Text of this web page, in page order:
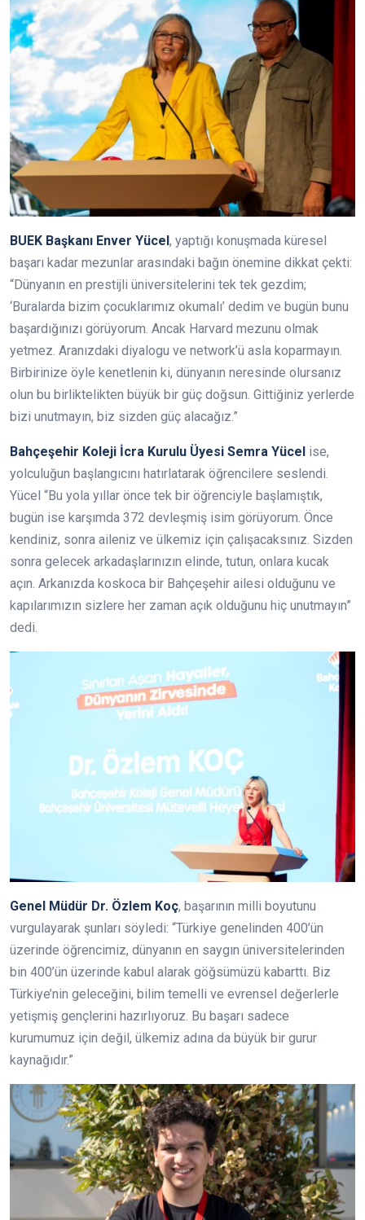
BUEK Başkanı Enver Yücel, yaptığı konuşmada küresel
başarı kadar mezunlar arasındaki bağın önemine dikkat çekti:
“Dünyanın en prestijli üniversitelerini tek tek gezdim;
‘Buralarda bizim çocuklarımız okumalı’ dedim ve bugün bunu
başardığınızı görüyorum. Ancak Harvard mezunu olmak
yetmez. Aranızdaki diyalogu ve network’ü asla koparmayın.
Birbirinize öyle kenetlenin ki, dünyanın neresinde olursanız
olun bu birliktelikten büyük bir güç doğsun. Gittiğiniz yerlerde
bizi unutmayın, biz sizden güç alacağız.”
Bahçeşehir Koleji İcra Kurulu Üyesi Semra Yücel ise,
yolculuğun başlangıcını hatırlatarak öğrencilere seslendi.
Yücel “Bu yola yıllar önce tek bir öğrenciyle başlamıştık,
bugün ise karşımda 372 devleşmiş isim görüyorum. Önce
kendiniz, sonra aileniz ve ülkemiz için çalışacaksınız. Sizden
sonra gelecek arkadaşlarınızın elinde, tutun, onlara kucak
açın. Arkanızda koskoca bir Bahçeşehir ailesi olduğunu ve
kapılarımızın sizlere her zaman açık olduğunu hiç unutmayın”
dedi.
Genel Müdür Dr. Özlem Koç, başarının milli boyutunu
vurgulayarak şunları söyledi: “Türkiye genelinden 400’ün
üzerinde öğrencimiz, dünyanın en saygın üniversitelerinden
bin 400’ün üzerinde kabul alarak göğsümüzü kabarttı. Biz
Türkiye’nin geleceğini, bilim temelli ve evrensel değerlerle
yetişmiş gençlerini hazırlıyoruz. Bu başarı sadece
kurumumuz için değil, ülkemiz adına da büyük bir gurur
kaynağıdır.”